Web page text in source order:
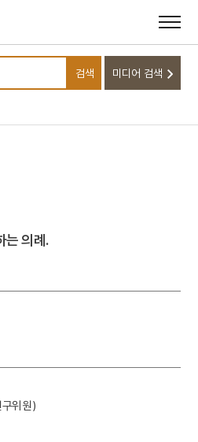
검색어를 입력하세요
검색 미디어 검색
는 의례.
위원)